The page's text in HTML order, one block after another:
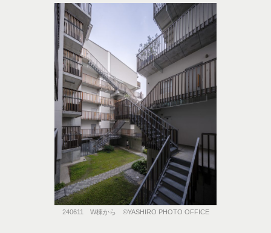
240611 W棟から ©️YASHIRO PHOTO OFFICE